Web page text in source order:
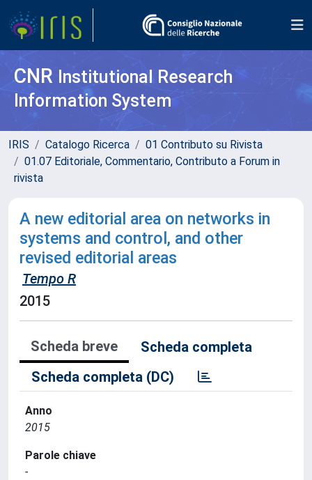
CNR Institutional Research
Information System
IRIS Catalogo Ricerca
01 Contributo su Rivista
01.07 Editoriale, Commentario, Contributo a Forum in
rivista
A new editorial area on networks in
systems and control, and other
revised editorial areas
Tempo R
2015
Scheda breve
Scheda completa
Scheda completa (DC)
Anno
2015
Parole chiave
-